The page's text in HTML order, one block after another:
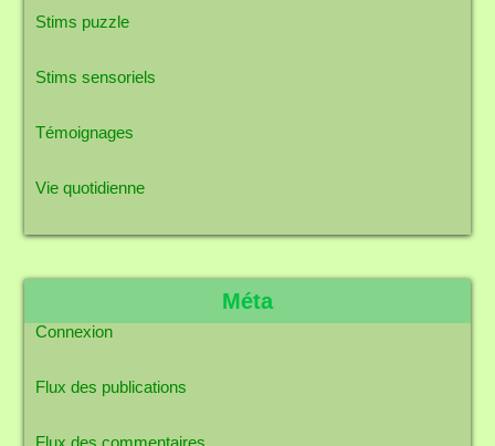
Stims puzzle
Stims sensoriels
Témoignages
Vie quotidienne
Méta
Connexion
Flux des publications
Flux des commentaires